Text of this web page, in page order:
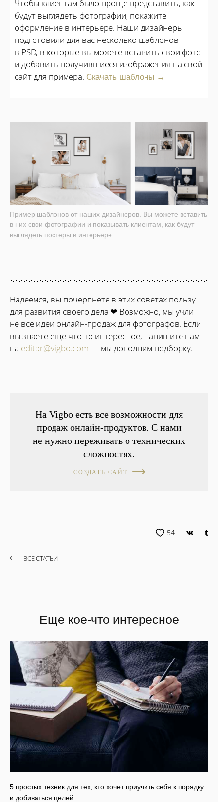
Чтобы клиентам было проще представить, как
будут выглядеть фотографии, покажите
оформление в интерьере. Наши дизайнеры
подготовили для вас несколько шаблонов
в PSD, в которые вы можете вставить свои фото
и добавить получившиеся изображения на свой
сайт для примера. Скачать шаблоны →
Пример шаблонов от наших дизайнеров. Вы можете вставить
в них свои фотографии и показывать клиентам, как будут
выглядеть постеры в интерьере
Надеемся, вы почерпнете в этих советах пользу
для развития своего дела ❤ Возможно, мы учли
не все идеи онлайн-продаж для фотографов. Если
вы знаете еще что-то интересное, напишите нам
на editor@vigbo.com — мы дополним подборку.
На Vigbo есть все возможности для
продаж онлайн-продуктов. С нами
не нужно переживать о технических
сложностях.
СОЗДАТЬ САЙТ
54
ВСЕ СТАТЬИ
Еще кое-что интересное
5 простых техник для тех, кто хочет приучить себя к порядку
и добиваться целей